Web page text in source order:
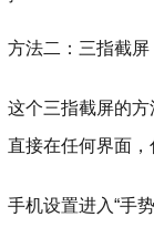
方法二：三指截屏
这个三指截屏的
直接在任何界面，
手机设置进入“手